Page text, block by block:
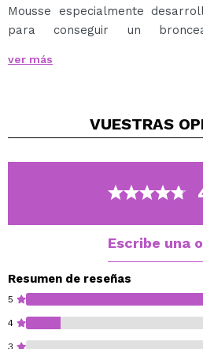
Mousse especialmente
para conseguir un
Es hidratante ya que contiene
aplicar uniformemente por el
recomendable usar guantes o un
ver más
VUESTRAS
Escribe una
Resumen de reseñas
5
4
3